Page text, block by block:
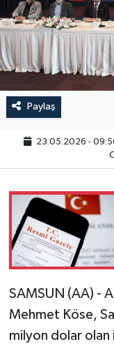
Paylaş
23.05.2026 -
SAMSUN (AA) -
Mehmet Köse,
milyon dolar olan
RESMİ İLAN